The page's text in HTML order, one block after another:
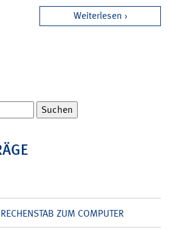
Weiterlesen
ZUM COMPUTER